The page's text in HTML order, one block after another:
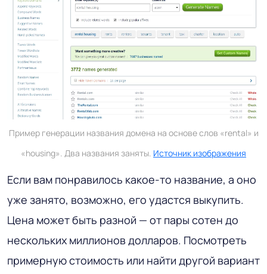
Пример генерации названия домена на основе слов «rental» и
«housing». Два названия заняты. Источник изображения
Если вам понравилось какое-то название, а оно
уже занято, возможно, его удастся выкупить.
Цена может быть разной — от пары сотен до
нескольких миллионов долларов. Посмотреть
примерную стоимость или найти другой вариант